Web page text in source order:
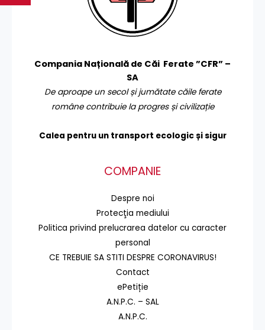
Compania Națională de Căi Ferate ”CFR” –
SA
De aproape un secol și jumătate căile ferate
române contribuie la progres și civilizație
Calea pentru un transport ecologic și sigur
COMPANIE
Despre noi
Protecţia mediului
Politica privind prelucrarea datelor cu caracter
personal
CE TREBUIE SA STITI DESPRE CORONAVIRUS!
Contact
ePetiție
A.N.P.C. – SAL
A.N.P.C.